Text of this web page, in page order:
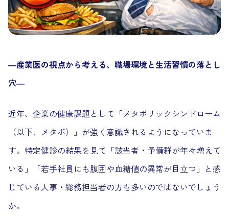
―産業医の視点から考える、職場環境と生活習慣の落とし
穴―
近年、企業の健康課題として「メタボリックシンドローム
（以下、メタボ）」が強く意識されるようになっていま
す。特定健診の結果を見て「該当者・予備群が年々増えて
いる」「若手社員にも腹囲や血糖値の異常が目立つ」と感
じている人事・総務担当者の方も多いのではないでしょう
か。